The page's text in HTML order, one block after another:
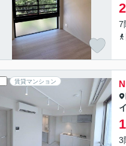
7
賃貸マンション
3